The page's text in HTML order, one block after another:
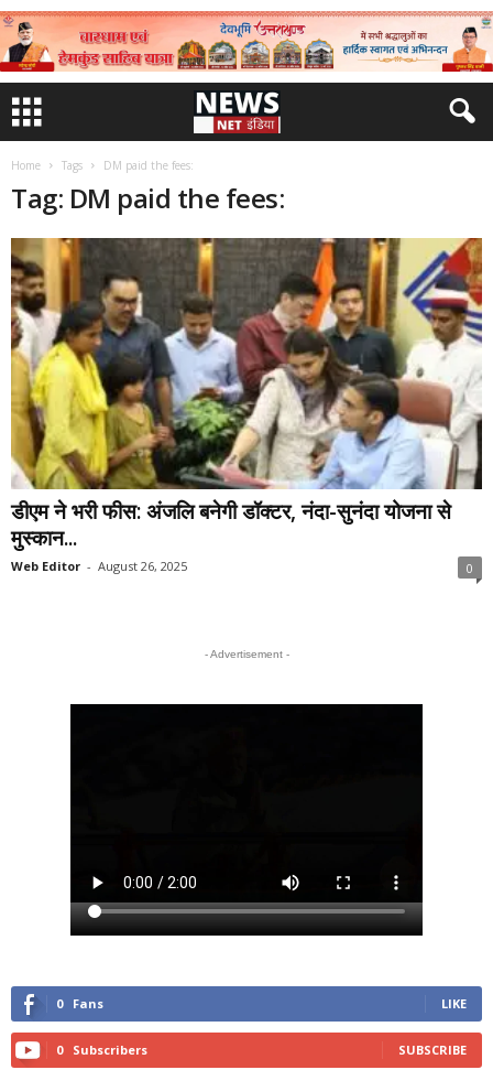
Home Tags DM paid the fees:
Tag: DM paid the fees:
डीएम ने भरी फीस: अंजलि बनेगी डॉक्टर, नंदा-सुनंदा योजना से
मुस्कान...
Web Editor - August 26, 2025 0
- Advertisement -
0 Fans LIKE
0 Subscribers SUBSCRIBE